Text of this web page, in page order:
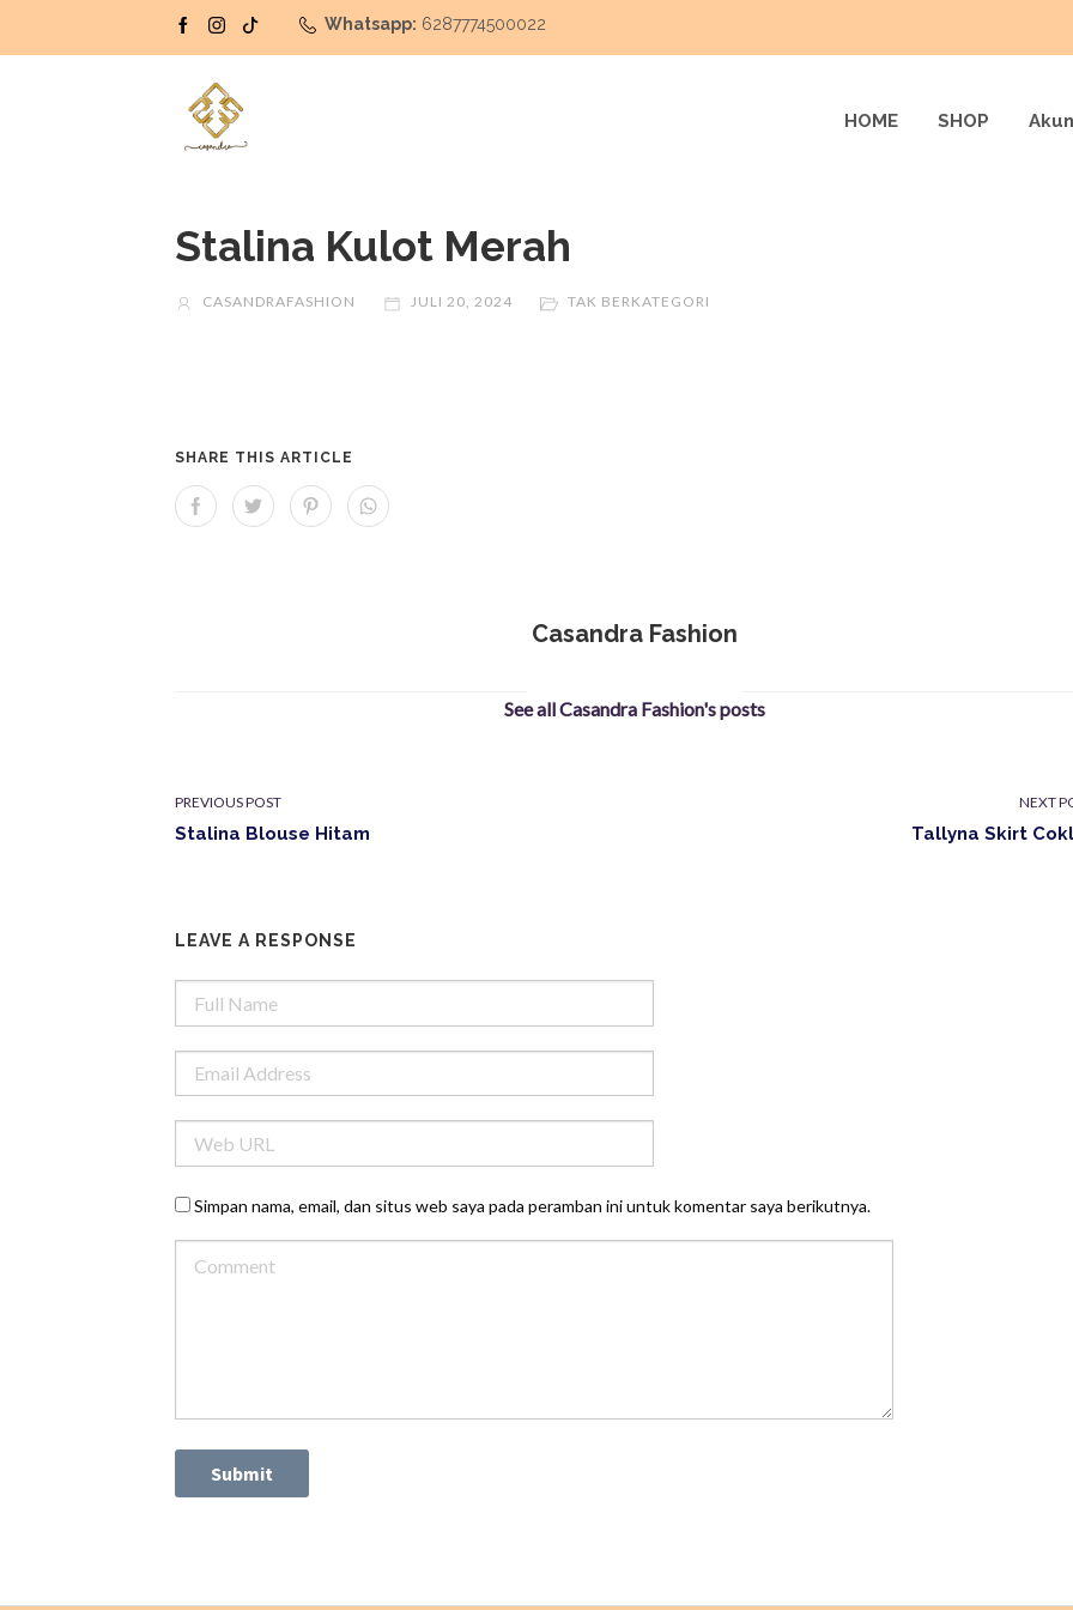
Whatsapp: 6287774500022
HOME SHOP
Stalina Kulot Merah
CASANDRAFASHION JULI 20, 2024 TAK BERKATEGORI
SHARE THIS ARTICLE
Casandra Fashion
See all Casandra Fashion's posts
PREVIOUS POST
Stalina Blouse Hitam
NEXT
Tallyna Skirt
LEAVE A RESPONSE
Simpan nama, email, dan situs web saya pada peramban ini untuk komentar saya berikutnya.